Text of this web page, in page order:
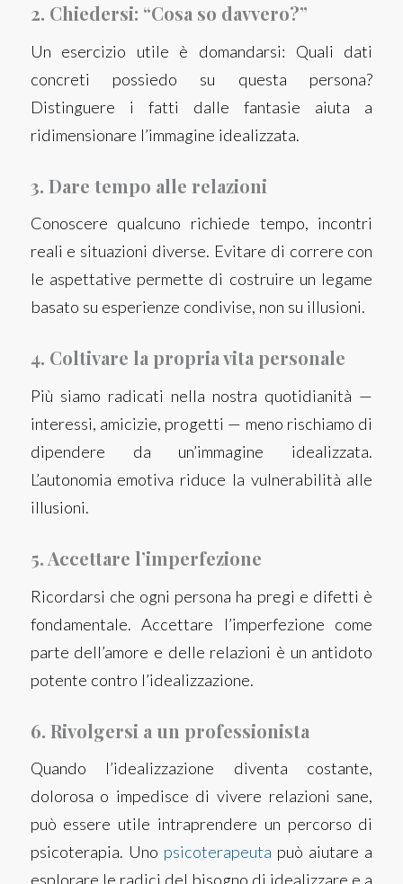
2. Chiedersi: “Cosa so davvero?”
Un esercizio utile è domandarsi: Quali dati
concreti possiedo su questa persona?
Distinguere i fatti dalle fantasie aiuta a
ridimensionare l’immagine idealizzata.
3. Dare tempo alle relazioni
Conoscere qualcuno richiede tempo, incontri
reali e situazioni diverse. Evitare di correre con
le aspettative permette di costruire un legame
basato su esperienze condivise, non su illusioni.
4. Coltivare la propria vita personale
Più siamo radicati nella nostra quotidianità —
interessi, amicizie, progetti — meno rischiamo di
dipendere da un’immagine idealizzata.
L’autonomia emotiva riduce la vulnerabilità alle
illusioni.
5. Accettare l’imperfezione
Ricordarsi che ogni persona ha pregi e difetti è
fondamentale. Accettare l’imperfezione come
parte dell’amore e delle relazioni è un antidoto
potente contro l’idealizzazione.
6. Rivolgersi a un professionista
Quando l’idealizzazione diventa costante,
dolorosa o impedisce di vivere relazioni sane,
può essere utile intraprendere un percorso di
psicoterapia. Uno psicoterapeuta può aiutare a
esplorare le radici del bisogno di idealizzare e a